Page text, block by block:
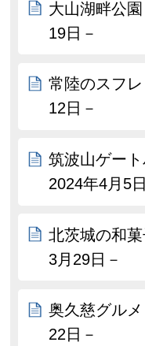
大山湖畔公
19日－
常陸のスフ
12日－
筑波山ゲー
2024年4月5
北茨城の和
3月29日－
奥久慈グル
22日－